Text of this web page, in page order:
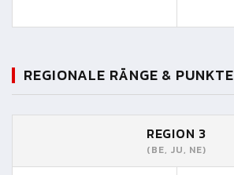
REGIONALE RÄNGE & PUNKTE
REGION 3
(BE, JU, NE)